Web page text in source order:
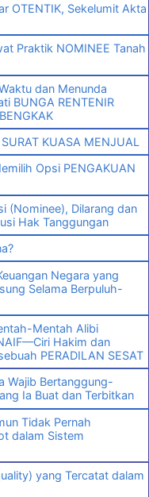
OTENTIK, Sekelumit Akta
Praktik NOMINEE Tanah
dan Menunda
BUNGA RENTENIR
KUASA MENJUAL
Opsi PENGAKUAN
(Nominee), Dilarang dan
Hak Tanggungan
Negara yang
Selama Berpuluh-
Mentah Alibi
Hakim dan
PERADILAN SESAT
Wajib Bertanggung-
Ia Buat dan Terbitkan
Tidak Pernah
dalam Sistem
yang Tercatat dalam